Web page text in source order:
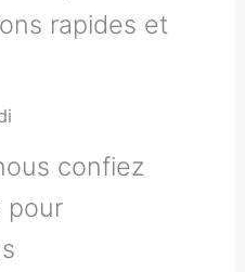
rapides et
confiez
pour